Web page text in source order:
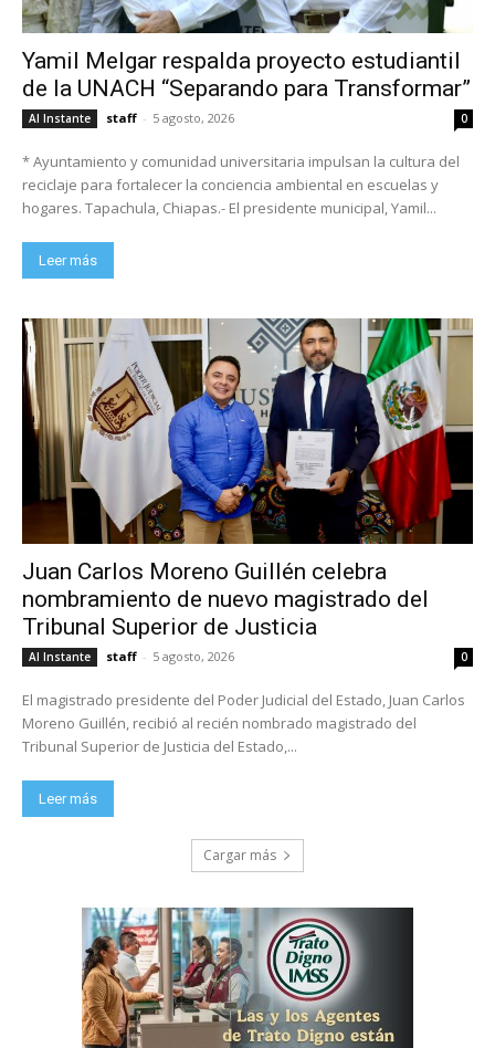
Yamil Melgar respalda proyecto estudiantil
de la UNACH “Separando para Transformar”
Al Instante staff - 5 agosto, 2026 0
* Ayuntamiento y comunidad universitaria impulsan la cultura del
reciclaje para fortalecer la conciencia ambiental en escuelas y
hogares. Tapachula, Chiapas.- El presidente municipal, Yamil...
Leer más
Juan Carlos Moreno Guillén celebra
nombramiento de nuevo magistrado del
Tribunal Superior de Justicia
Al Instante staff - 5 agosto, 2026 0
El magistrado presidente del Poder Judicial del Estado, Juan Carlos
Moreno Guillén, recibió al recién nombrado magistrado del
Tribunal Superior de Justicia del Estado,...
Leer más
Cargar más